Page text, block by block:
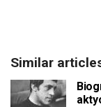
Similar